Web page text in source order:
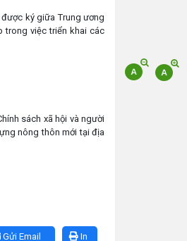
ký giữa Trung ương
trong việc triển khai các
sách xã hội và người
nông thôn mới tại địa
In
Gửi Email